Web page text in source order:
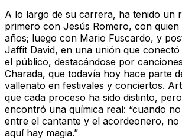
A lo largo de su carrera, ha tenido un
primero con Jesús Romero, con quien
años; luego con Mario Fuscardo, y
Jaffit David, en una unión que
el público, destacándose por
Charada, que todavía hoy hace parte
vallenato en festivales y conciertos.
que cada proceso ha sido distinto,
encontró una química real: “cuando
entre el cantante y el acordeonero, no
aquí hay magia.”